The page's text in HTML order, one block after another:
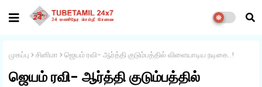
முகப்பு சினிமா ஜெயம் ரவி- ஆர்த்தி குடும்பத்தில் விளையாடிய நடிகை..!
ஜெயம் ரவி- ஆர்த்தி குடும்பத்தில்